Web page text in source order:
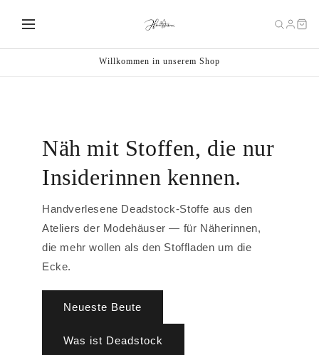
Inhalt
Willkommen in unserem Shop
Näh mit Stoffen, die nur
Insiderinnen kennen.
Handverlesene Deadstock-Stoffe aus den
Ateliers der Modehäuser — für Näherinnen,
die mehr wollen als den Stoffladen um die
Ecke.
Neueste Beute
Was ist Deadstock